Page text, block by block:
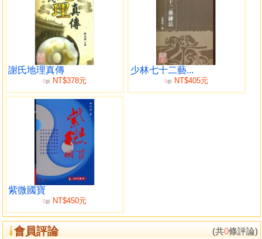
現任：周易文化研究會會長兼法人代表。
主要著作：《四柱命理正源》、《外應預測學》、《奇門啟
悟》、《大六壬預測學精義》、《六爻心得》等。
〝四柱命理學〞從東漢末年確立概念形成雛形後，經過
唐朝李虛中的發展，已基本形成體系，後來又經過五代宋初
的徐子平作了完善發展，將李虛中推算年月日干支的方法進
一步演算為年月日時同時測算的四柱法，用來對一個人的一
生吉凶禍福進行推測，標誌著中國古代四柱預測法正式成
熟，致使無後學者能改變其基本定律。宋、元、明、清朝
代，四柱命理預測又得到了蓬勃發展，著作層出不窮，其代
表作主要有宋代徐子平命理研究成果的《淵海子平》，至今
仍在香港和國內流行。元朝李欽夫所著《子平三命淵源
注》，明朝的《滴天髓》相傳為明初開國元勳、著名軍事家
劉基所著，其影響很大。此外，沈孝瞻的《子平真詮》、萬
謝氏地理真傳
9折NT$378元
少林七十二藝...
9折 NT$405元
紫微國寶
9折NT$450元
會員評論 (共0條評論)